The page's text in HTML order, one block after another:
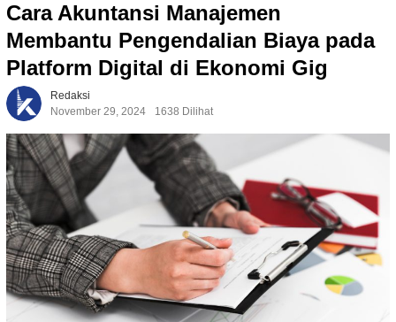
Cara Akuntansi Manajemen
Membantu Pengendalian Biaya pada
Platform Digital di Ekonomi Gig
Redaksi
November 29, 2024
1638 Dilihat